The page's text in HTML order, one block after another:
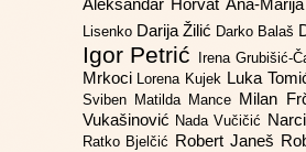
Aleksandar Horvat Ana-
Lisenko Darija Žilić Darko Balaš
Igor Petrić Irena Grubišić-
Mrkoci Lorena Kujek Luka
Sviben Matilda Mance Milan
Vukašinović Nada Vučičić
Ratko Bjelčić Robert Janeš